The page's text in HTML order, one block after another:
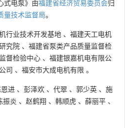
术委员会
式电泵》由福建省经济贸易委员会归
量技术监督局。
行业技术开发基地 、 福建天工电机
究院 、 福建省泵类产品质量监督检
督检验中心 、 福建银嘉机电有限公
司 、 福安市大成电机有限 。
恩进 、 彭泽欢 、 代翠 、 郭少英 、 施
振炎 、 赵鹤翔 、 韩顺虎 、 薛丽平 、